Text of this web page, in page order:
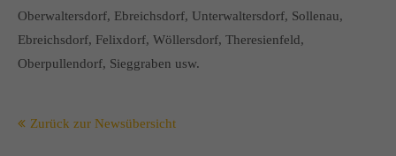
Oberwaltersdorf, Ebreichsdorf, Unterwaltersdorf, Sollenau,
Ebreichsdorf, Felixdorf, Wöllersdorf, Theresienfeld,
Oberpullendorf, Sieggraben usw.
Zurück zur Newsübersicht